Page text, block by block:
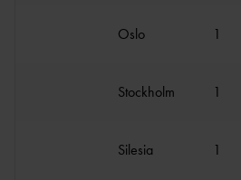
Oslo 1
Stockholm 1
Silesia 1